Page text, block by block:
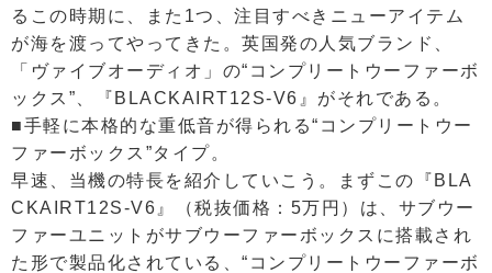
るこの時期に、また1つ、注目すべきニューアイテム
が海を渡ってやってきた。英国発の人気ブランド、
「ヴァイブオーディオ」の“コンプリートウーファーボ
ックス”、『BLACKAIRT12S-V6』がそれである。
■手軽に本格的な重低音が得られる“コンプリートウー
ファーボックス”タイプ。
早速、当機の特長を紹介していこう。まずこの『BLA
CKAIRT12S-V6』（税抜価格：5万円）は、サブウー
ファーユニットがサブウーファーボックスに搭載され
た形で製品化されている、“コンプリートウーファーボ